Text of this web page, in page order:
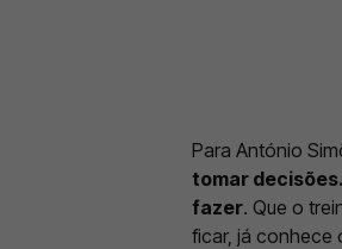
Para António
tomar
fazer. Que o
ficar, já conhece